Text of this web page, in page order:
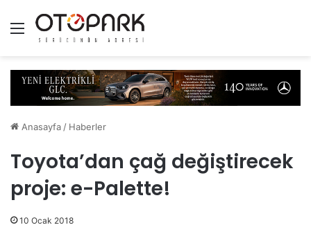
Menü
Anasayfa / Haberler
Toyota’dan çağ değiştirecek
proje: e-Palette!
10 Ocak 2018